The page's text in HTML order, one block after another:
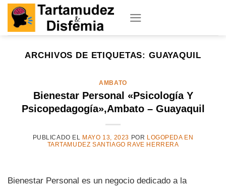
Skip
content
ARCHIVOS DE ETIQUETAS: GUAYAQUIL
AMBATO
Bienestar Personal «Psicología Y
Psicopedagogía»,Ambato – Guayaquil
PUBLICADO EL MAYO 13, 2023 POR LOGOPEDA EN
TARTAMUDEZ SANTIAGO RAVE HERRERA
Bienestar Personal es un negocio dedicado a la